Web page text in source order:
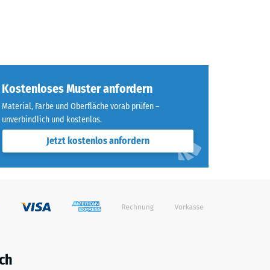
Kostenloses Muster anfordern
Material, Farbe und Oberfläche vorab prüfen –
unverbindlich und kostenlos.
Jetzt kostenlos anfordern